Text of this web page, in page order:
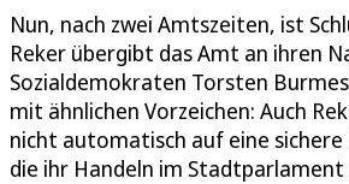
Nun, nach zwei Amtszeiten, ist
Reker übergibt das Amt an ihren
Sozialdemokraten Torsten
mit ähnlichen Vorzeichen: Auch
nicht automatisch auf eine
die ihr Handeln im